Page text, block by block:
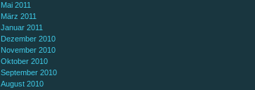
Mai 2011
März 2011
Januar 2011
Dezember 2010
November 2010
Oktober 2010
September 2010
August 2010